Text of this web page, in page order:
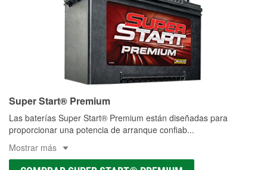
Super Start® Premium
Las baterías Super Start® Premium están diseñadas para
proporcionar una potencia de arranque confiab...
Mostrar más